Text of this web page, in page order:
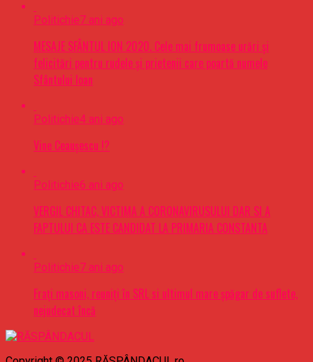
Politichie7 ani ago
MESAJE SFÂNTUL ION 2020. Cele mai frumoase urări şi
felicitări pentru rudele şi prietenii care poartă numele
Sfântului Ioan
Politichie4 ani ago
Vine Ceaușescu !?
Politichie6 ani ago
VERGIL CHITAC, VICTIMA A CORONAVIRUSULUI DAR SI A
FAPTULUI CA ESTE CANDIDAT LA PRIMARIA CONSTANTA
Politichie7 ani ago
Frați masoni, reuniți în SRL si ultimul mare șpăgar de suflete,
nejudecat încă